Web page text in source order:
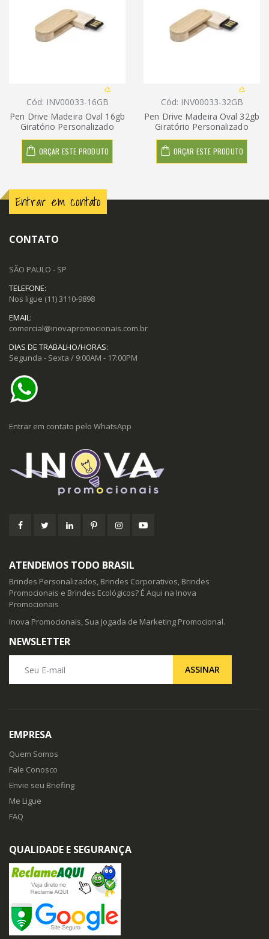
Cód: INV00033-16GB
Pen Drive Madeira Oval 16gb
Giratório Personalizado
ORÇAR ESTE PRODUTO
Cód: INV00033-32GB
Pen Drive Madeira Oval 32gb
Giratório Personalizado
ORÇAR ESTE PRODUTO
Entrar em contato
CONTATO
SÃO PAULO - SP
TELEFONE:
Nos ligue (11) 3110-9898
EMAIL:
comercial@inovapromocionais.com.br
DIAS DE TRABALHO/HORAS:
Segunda - Sexta / 9:00AM - 17:00PM
Entrar em contato pelo WhatsApp
ATENDEMOS TODO BRASIL
Brindes Personalizados, Brindes Corporativos, Brindes
Promocionais e Brindes Ecológicos? É Aqui na Inova
Promocionais
Inova Promocionais, Sua Jogada de Marketing Promocional.
NEWSLETTER
ASSINAR
EMPRESA
Quem Somos
Fale Conosco
Envie seu Briefing
Me Ligue
FAQ
QUALIDADE E SEGURANÇA